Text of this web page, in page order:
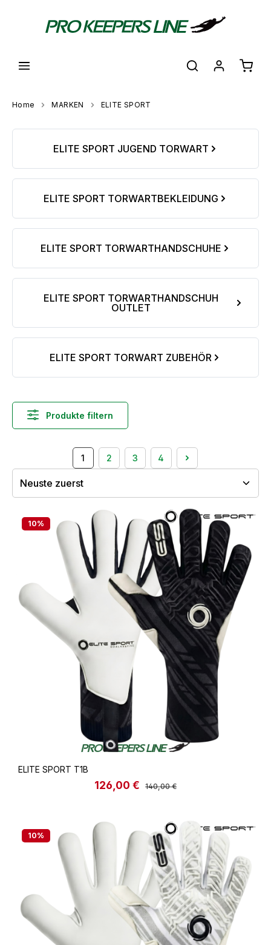
Home MARKEN ELITE SPORT
ELITE SPORT JUGEND TORWART
ELITE SPORT TORWARTBEKLEIDUNG
ELITE SPORT TORWARTHANDSCHUHE
ELITE SPORT TORWARTHANDSCHUH
OUTLET
ELITE SPORT TORWART ZUBEHÖR
Produkte filtern
Seite
1
Seite
2
Seite
3
Seite
4
10%
ELITE SPORT T1B
Verkaufspreis:
126,00 € Regulärer Preis:
140,00 €
10%